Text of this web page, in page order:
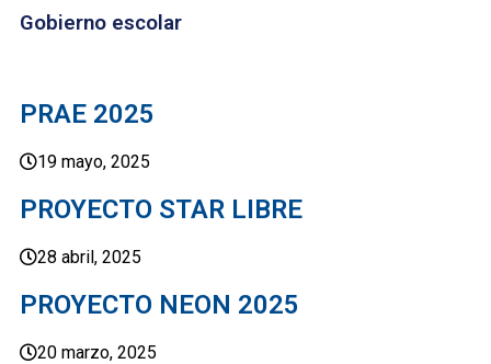
Gobierno escolar
PRAE 2025
19 mayo, 2025
PROYECTO STAR LIBRE
28 abril, 2025
PROYECTO NEON 2025
20 marzo, 2025